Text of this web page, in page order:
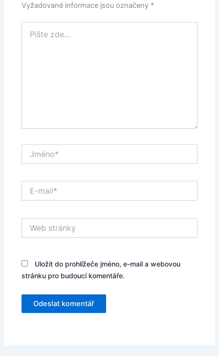
Vyžadované informace jsou označeny *
zde…
mail*
stránky
Uložit do prohlížeče jméno, e-mail a webovou
stránku pro budoucí komentáře.